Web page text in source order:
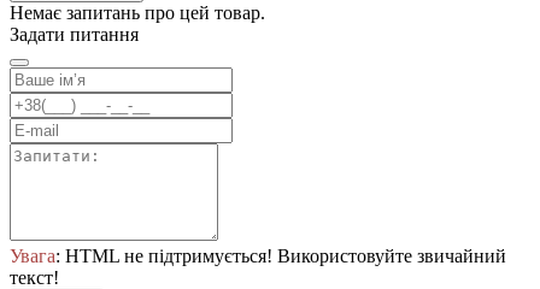
Немає запитань про цей товар.
Задати питання
Увага: HTML не підтримується! Використовуйте звичайний
текст!